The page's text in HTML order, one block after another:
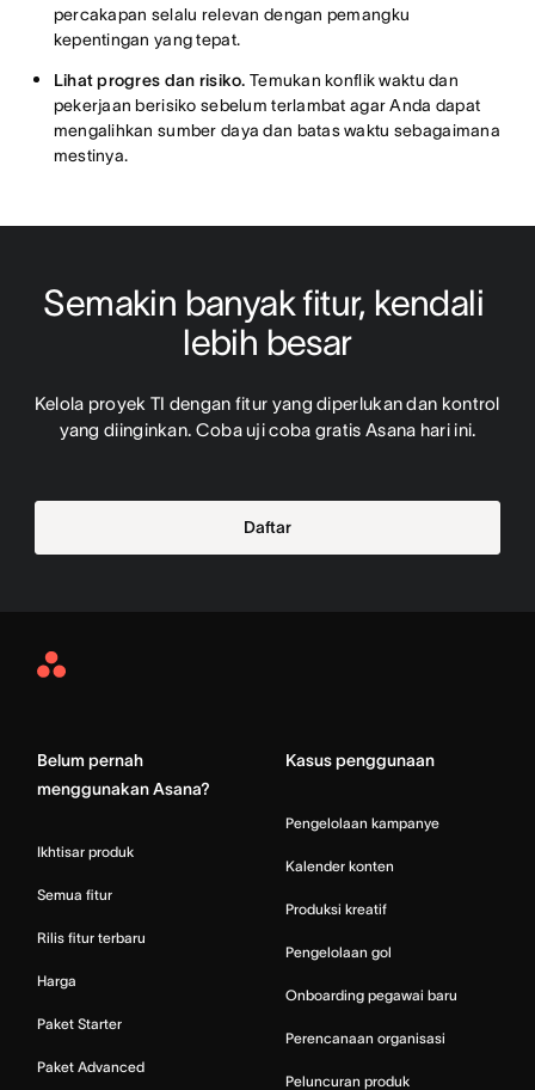
percakapan selalu relevan dengan pemangku
kepentingan yang tepat.
Lihat progres dan risiko. Temukan konflik waktu dan
pekerjaan berisiko sebelum terlambat agar Anda dapat
mengalihkan sumber daya dan batas waktu sebagaimana
mestinya.
Semakin banyak fitur, kendali
lebih besar
Kelola proyek TI dengan fitur yang diperlukan dan kontrol
yang diinginkan. Coba uji coba gratis Asana hari ini.
Daftar
Asana
Belum pernah
menggunakan Asana?
Ikhtisar produk
Semua fitur
Rilis fitur terbaru
Harga
Paket Starter
Paket Advanced
Kasus penggunaan
Pengelolaan kampanye
Kalender konten
Produksi kreatif
Pengelolaan gol
Onboarding pegawai baru
Perencanaan organisasi
Peluncuran produk